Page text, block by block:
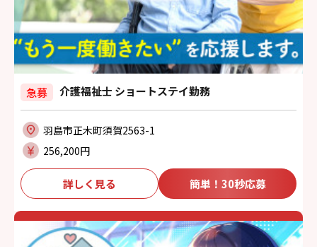
急募 介護福祉士 ショートステイ勤務
羽島市正木町須賀2563-1
256,200円
詳しく見る 簡単！30秒応募